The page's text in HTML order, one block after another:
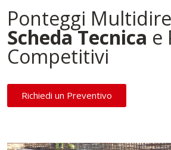
Ponteggi
Scheda Tecnica e
Competitivi
Richiedi un Preventivo